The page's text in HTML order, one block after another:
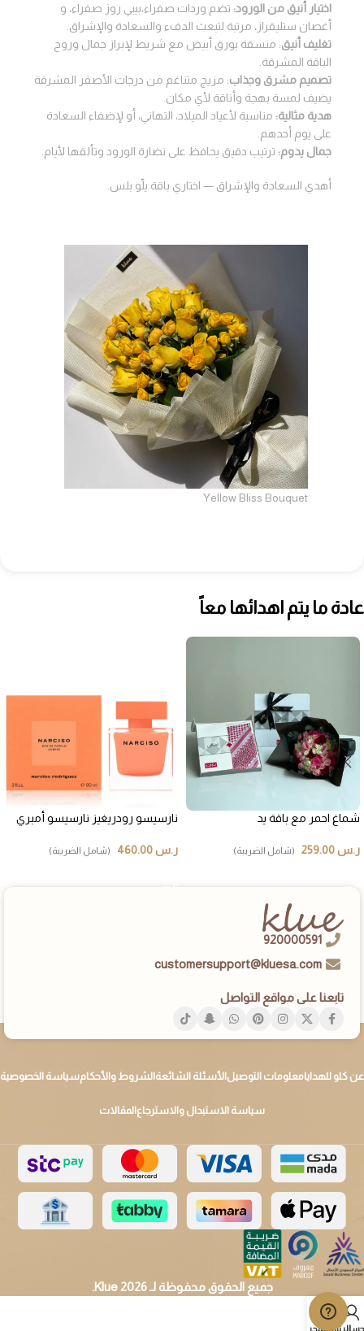
اختيار أنيق من الورود: تضم وردات صفراء،بيبي روز صفراء، و
أغصان ستليقراز، مرتبة لتبعث الدفء والسعادة والإشراق.
تغليف أنيق: منسقة بورق أبيض مع شريط لإبراز جمال وروح
الباقة المشرقة.
تصميم مشرق وجذاب: مزيج متناغم من درجات الأصفر المشرقة
يضيف لمسة بهجة وأناقة لأي مكان.
هدية مثالية: مناسبة لأعياد الميلاد، التهاني، أو لإضفاء السعادة
على يوم أحدهم.
جمال يدوم: ترتيب دقيق يحافظ على نضارة الورود وتألقها لأيام.
أهدي السعادة والإشراق — اختاري باقة يلّو بلس.
Yellow Bliss Bouquet
عادة ما يتم اهدائها معاً
شماغ احمر مع باقة يد
ر.س (شامل الضريبة)
نارسيسو رودريغيز نارسيسو أمبري
ر.س (شامل الضريبة)
920000591
customersupport@kluesa.com
تابعنا على مواقع التواصل
عن كلو للهدايامعلومات التوصيلالأسئلة الشائعةالشروط والأحكامسياسة الخصوصية
سياسة الاستبدال والاسترجاعالمقالات
جميع الحقوق محفوظة لـ 2026 Klue.
حسابيالرئيسيةالمتجر